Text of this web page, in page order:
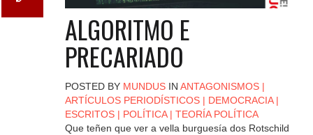
ALGORITMO E
PRECARIADO
POSTED BY MUNDUSIN ANTAGONISMOS|
ARTÍCULOS PERIODÍSTICOS| DEMOCRACIA|
ESCRITOS| POLÍTICA| TEORÍA POLÍTICA
Que teñen que ver a vella burguesía dos Rotschild